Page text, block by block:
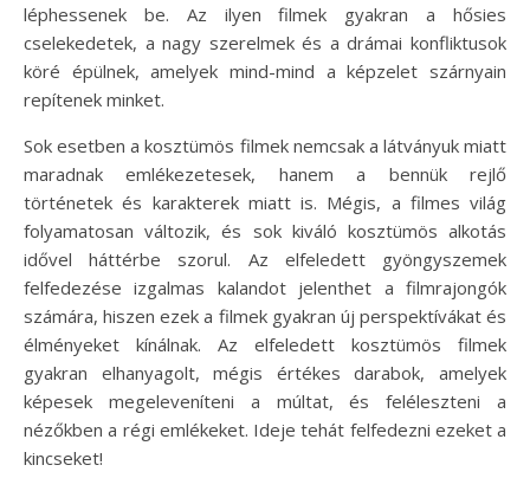
léphessenek be. Az ilyen filmek gyakran a hősies
cselekedetek, a nagy szerelmek és a drámai konfliktusok
köré épülnek, amelyek mind-mind a képzelet szárnyain
repítenek minket.
Sok esetben a kosztümös filmek nemcsak a látványuk miatt
maradnak emlékezetesek, hanem a bennük rejlő
történetek és karakterek miatt is. Mégis, a filmes világ
folyamatosan változik, és sok kiváló kosztümös alkotás
idővel háttérbe szorul. Az elfeledett gyöngyszemek
felfedezése izgalmas kalandot jelenthet a filmrajongók
számára, hiszen ezek a filmek gyakran új perspektívákat és
élményeket kínálnak. Az elfeledett kosztümös filmek
gyakran elhanyagolt, mégis értékes darabok, amelyek
képesek megeleveníteni a múltat, és feléleszteni a
nézőkben a régi emlékeket. Ideje tehát felfedezni ezeket a
kincseket!